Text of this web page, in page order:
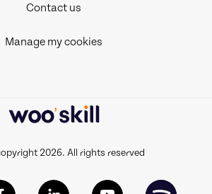
Contact us
Manage my cookies
2026. All rights reserved